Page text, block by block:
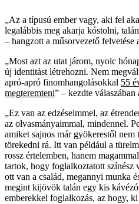
„Az a típusú ember vagy, aki fel
legalábbis meg akarja kóstolni,
– hangzott a műsorvezető felvetése
„Most azt az utat járom, nyolc
új identitást létrehozni. Nem
apró-apró finomhangolásokkal 55
megteremteni” – kezdte válaszában
„Ez van az edzéseimmel, az
az olvasmányaimmal, mindennel.
amiket sajnos már gyökerestől
törekedni rá. Itt van például a
rossz értelemben, hanem
tartok, hogy foglalkoztatott színész
ott van a család, megannyi munka
megint kijövök talán egy kis
emberekkel foglalkozás, az hogy,